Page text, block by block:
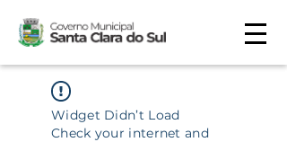
Widget Didn’t Load
Check your internet and